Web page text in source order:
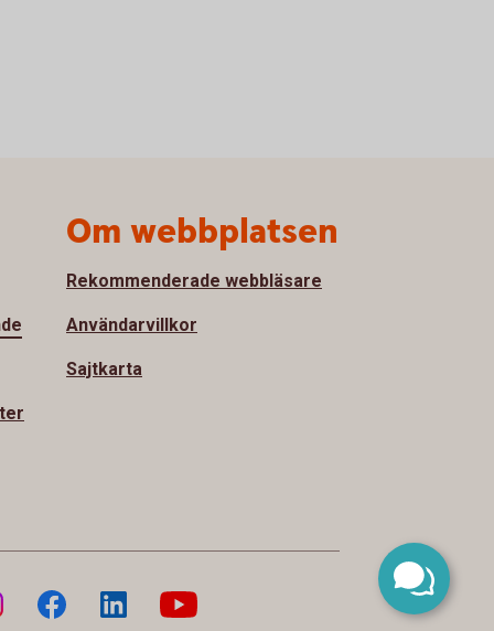
Om webbplatsen
Rekommenderade webbläsare
Användarvillkor
Sajtkarta